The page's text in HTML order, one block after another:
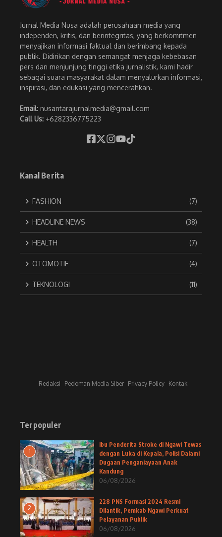
Jurnal Media Nusa adalah perusahaan media yang
independen, kritis, dan berintegritas, yang berkomitmen
menyajikan informasi faktual dan berimbang kepada
publik. Didirikan dengan semangat menjaga kebebasan
pers dan menjunjung tinggi etika jurnalistik, kami hadir
sebagai suara masyarakat dalam menyalurkan informasi,
inspirasi, dan edukasi yang mencerahkan.
Email: nusantarajurnalmedia@gmail.com
Call Us: +6282336775223
Kanal Berita
FASHION (7)
HEADLINE NEWS (38)
HEALTH (7)
OTOMOTIF (4)
TEKNOLOGI (11)
Redaksi Pedoman Media Siber Privacy Policy Kontak
Terpopuler
1
Ibu Penderita Stroke di Ngawi Tewas
dengan Luka di Kepala, Polisi Dalami
Dugaan Penganiayaan Anak
Kandung
06/08/2026
2
228 PNS Formasi 2024 Resmi
Dilantik, Pemkab Ngawi Perkuat
Pelayanan Publik
06/08/2026